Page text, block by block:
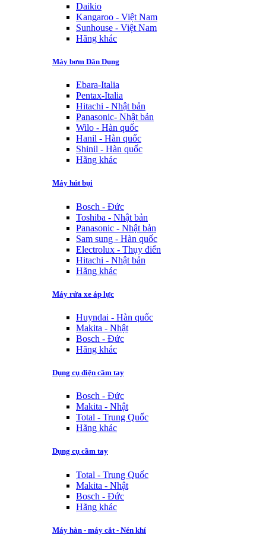
Daikio
Kangaroo - Việt Nam
Sunhouse - Việt Nam
Hãng khác
Máy bơm Dân Dụng
Ebara-Italia
Pentax-Italia
Hitachi - Nhật bản
Panasonic- Nhật bản
Wilo - Hàn quốc
Hanil - Hàn quốc
Shinil - Hàn quốc
Hãng khác
Máy hút bụi
Bosch - Đức
Toshiba - Nhật bản
Panasonic - Nhật bản
Sam sung - Hàn quốc
Electrolux - Thụy điển
Hitachi - Nhật bản
Hãng khác
Máy rửa xe áp lực
Huyndai - Hàn quốc
Makita - Nhật
Bosch - Đức
Hãng khác
Dụng cụ điện cầm tay
Bosch - Đức
Makita - Nhật
Total - Trung Quốc
Hãng khác
Dụng cụ cầm tay
Total - Trung Quốc
Makita - Nhật
Bosch - Đức
Hãng khác
Máy hàn - máy cắt - Nén khí